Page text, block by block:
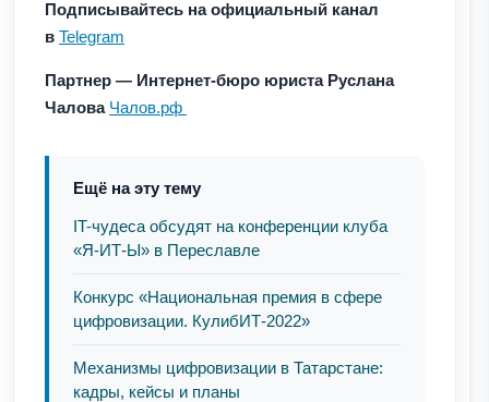
Подписывайтесь на официальный канал
в Telegram
Партнер — Интернет-бюро юриста Руслана
Чалова Чалов.рф
Ещё на эту тему
IT-чудеса обсудят на конференции клуба
«Я-ИТ-Ы» в Переславле
Конкурс «Национальная премия в сфере
цифровизации. КулибИТ-2022»
Механизмы цифровизации в Татарстане:
кадры, кейсы и планы